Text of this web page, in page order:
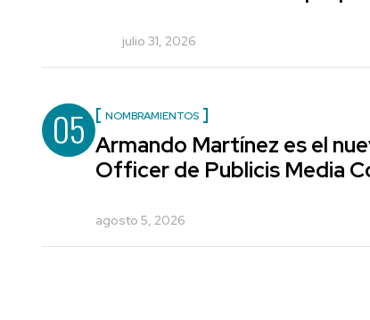
julio 31, 2026
05 NOMBRAMIENTOS
Armando Martínez es el
Officer de Publicis Media
agosto 5, 2026